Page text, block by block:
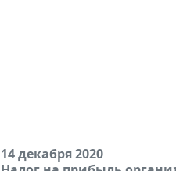
14 декабря 2020